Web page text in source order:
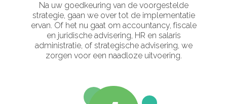
Na uw goedkeuring van de voorgestelde
strategie, gaan we over tot de implementatie
ervan. Of het nu gaat om accountancy, fiscale
en juridische advisering, HR en salaris
administratie, of strategische advisering, we
zorgen voor een naadloze uitvoering.